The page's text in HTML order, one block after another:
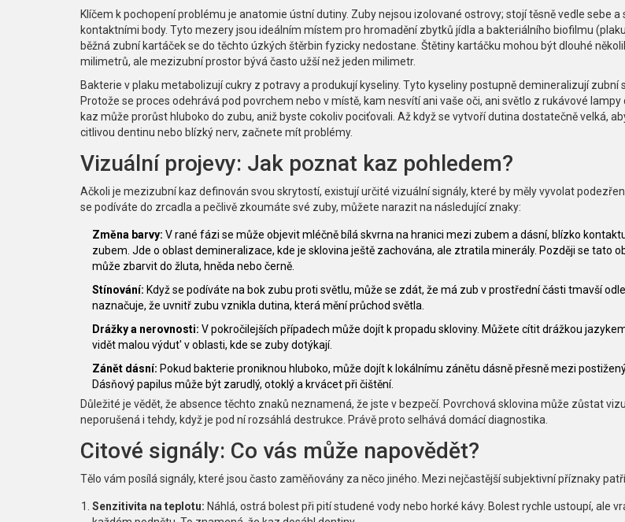
Klíčem k pochopení problému je anatomie ústní dutiny. Zuby nejsou izolované ostrovy; stojí těsně vedle sebe a
kontaktními body. Tyto mezery jsou ideálním místem pro hromadění zbytků jídla a bakteriálního biofilmu
běžná zubní kartáček se do těchto úzkých štěrbin fyzicky nedostane. Štětiny kartáčku mohou být dlouhé
milimetrů, ale mezizubní prostor bývá často užší než jeden milimetr.
Bakterie v plaku metabolizují cukry z potravy a produkují kyseliny. Tyto kyseliny postupně demineralizují zubní
Protože se proces odehrává pod povrchem nebo v místě, kam nesvítí ani vaše oči, ani světlo z rukávové lampy
kaz může prorůst hluboko do zubu, aniž byste cokoliv pociťovali. Až když se vytvoří dutina dostatečně velká,
citlivou dentinu nebo blízký nerv, začnete mít problémy.
Vizuální projevy: Jak poznat kaz pohledem?
Ačkoli je mezizubní kaz definován svou skrytostí, existují určité vizuální signály, které by měly vyvolat
se podíváte do zrcadla a pečlivě zkoumáte své zuby, můžete narazit na následující znaky:
Změna barvy: V rané fázi se může objevit mléčně bílá skvrna na hranici mezi zubem a dásní, blízko
zubem. Jde o oblast demineralizace, kde je sklovina ještě zachována, ale ztratila minerály. Později se tato
může zbarvit do žluta, hněda nebo černě.
Stínování: Když se podíváte na bok zubu proti světlu, může se zdát, že má zub v prostřední části tmavší
naznačuje, že uvnitř zubu vznikla dutina, která mění průchod světla.
Drážky a nerovnosti: V pokročilejších případech může dojít k propadu skloviny. Můžete cítit drážkou
vidět malou výdut' v oblasti, kde se zuby dotýkají.
Zánět dásní: Pokud bakterie proniknou hluboko, může dojít k lokálnímu zánětu dásně přesně mezi
Dásňový papilus může být zarudlý, otoklý a krvácet při čištění.
Důležité je vědět, že absence těchto znaků neznamená, že jste v bezpečí. Povrchová sklovina může zůstat
neporušená i tehdy, když je pod ní rozsáhlá destrukce. Právě proto selhává domácí diagnostika.
Citové signály: Co vás může napovědět?
Tělo vám posílá signály, které jsou často zaměňovány za něco jiného. Mezi nejčastější subjektivní příznaky
Senzitivita na teplotu: Náhlá, ostrá bolest při pití studené vody nebo horké kávy. Bolest rychle ustoupí, ale